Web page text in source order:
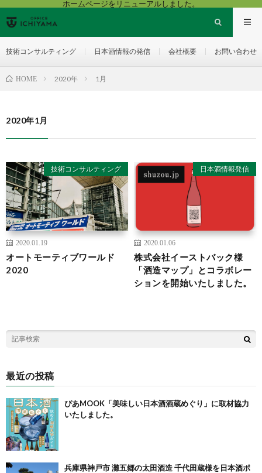
ホームページをリニューアルしました。
技術コンサルティング 日本酒情報の発信 会社概要 お問い合わせ
HOME 2020年 1月
2020年1月
技術コンサルティング
2020.01.19
オートモーティブワールド
2020
日本酒情報発信
2020.01.06
株式会社イーストバック様
「酒造マップ」とコラボレー
ションを開始いたしました。
最近の投稿
ぴあMOOK「美味しい日本酒酒蔵めぐり」に取材協力
いたしました。
兵庫県神戸市 灘五郷の太田酒造 千代田蔵様を日本酒ポ